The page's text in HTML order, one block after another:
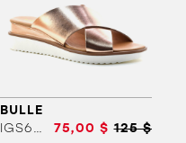
MARQUES
BULLE
IGS6524
75,00 $ 125 $